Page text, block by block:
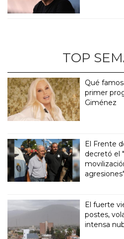
TOP
Qué
primer
Giménez
El Frente
decretó el
El fuerte
postes,
intensa